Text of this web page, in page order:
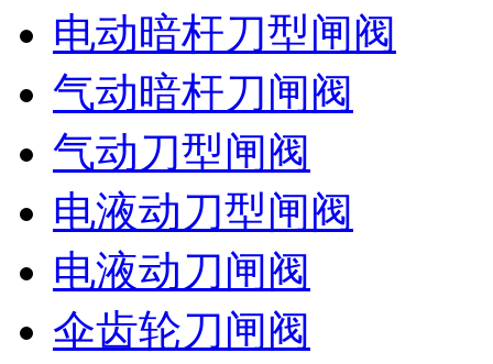
电动暗杆刀型闸阀
气动暗杆刀闸阀
气动刀型闸阀
电液动刀型闸阀
电液动刀闸阀
伞齿轮刀闸阀